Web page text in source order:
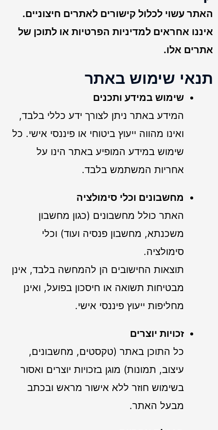
האתר עשוי לכלול קישורים לאתרים חיצוניים.
איננו אחראים למדיניות הפרטיות או לתוכן של
אתרים אלו.
תנאי שימוש באתר
שימוש במידע ותכנים
המידע באתר ניתן לצורך ידע כללי בלבד,
ואינו מהווה ייעוץ ביטוחי או פיננסי אישי. כל
שימוש במידע המופיע באתר הינו על
אחריות המשתמש בלבד.
מחשבונים וכלי סימולציה
האתר כולל מחשבונים (כגון מחשבון
משכנתא, מחשבון פנסיה ועוד) וכלי
סימולציה.
תוצאות החישובים הן להמחשה בלבד, אינן
מבטיחות תשואה או חיסכון בפועל, ואינן
מחליפות ייעוץ פיננסי אישי.
זכויות יוצרים
כל התוכן באתר (טקסטים, מחשבונים,
עיצוב, תמונות) מוגן בזכויות יוצרים ואסור
בשימוש חוזר ללא אישור מראש ובכתב
מבעל האתר.